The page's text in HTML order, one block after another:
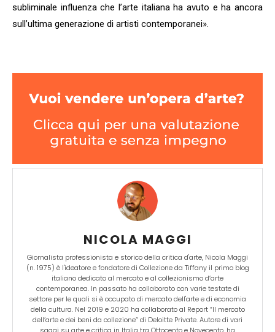
subliminale influenza che l’arte italiana ha avuto e ha ancora
sull’ultima generazione di artisti contemporanei».
NICOLA MAGGI
Giornalista professionista e storico della critica d'arte, Nicola Maggi
(n. 1975) è l'ideatore e fondatore di Collezione da Tiffany il primo blog
italiano dedicato al mercato e al collezionismo d’arte
contemporanea. In passato ha collaborato con varie testate di
settore per le quali si è occupato di mercato dell'arte e di economia
della cultura. Nel 2019 e 2020 ha collaborato al Report “Il mercato
dell’arte e dei beni da collezione” di Deloitte Private. Autore di vari
saggi su arte e critica in Italia tra Ottocento e Novecento, ha